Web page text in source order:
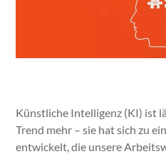
Kün­stliche Intel­li­genz (KI) ist
Trend mehr – sie hat sich zu
entwick­elt, die unsere